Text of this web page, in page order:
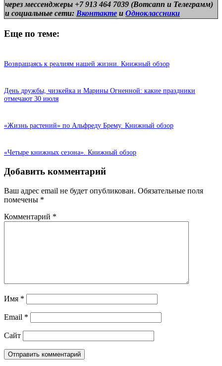
через мессенджеры +7 913 464 7039 (Вотсапп и Телеграмм)
и социальные сети: Вконтакте и Одноклассники
Еще по теме:
Возвращаясь к реалиям нашей жизни. Книжный обзор
День дружбы, чизкейка и Марины Огненной: какие праздники
отмечают 30 июля
«Жизнь растений» по Альфреду Брему. Книжный обзор
«Четыре книжных сезона». Книжный обзор
Добавить комментарий
Ваш адрес email не будет опубликован. Обязательные поля
помечены *
Комментарий *
Имя *
Email *
Сайт